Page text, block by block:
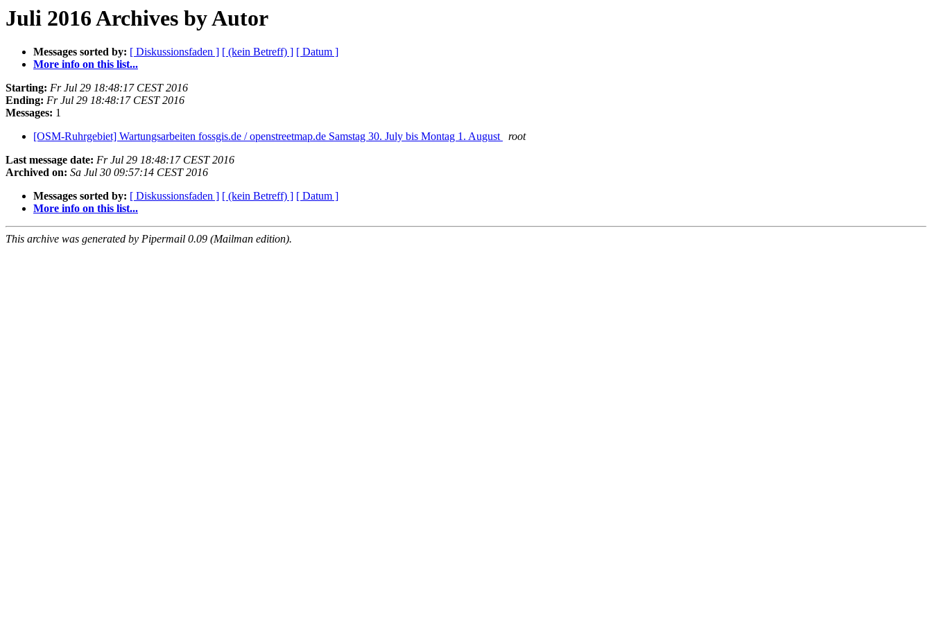
Juli 2016 Archives by Autor
Messages sorted by: [ Diskussionsfaden ] [ (kein Betreff) ] [ Datum ]
More info on this list...
Starting: Fr Jul 29 18:48:17 CEST 2016
Ending: Fr Jul 29 18:48:17 CEST 2016
Messages: 1
[OSM-Ruhrgebiet] Wartungsarbeiten fossgis.de / openstreetmap.de Samstag 30. July bis Montag 1. August
root
Last message date: Fr Jul 29 18:48:17 CEST 2016
Archived on: Sa Jul 30 09:57:14 CEST 2016
Messages sorted by: [ Diskussionsfaden ] [ (kein Betreff) ] [ Datum ]
More info on this list...
This archive was generated by Pipermail 0.09 (Mailman edition).